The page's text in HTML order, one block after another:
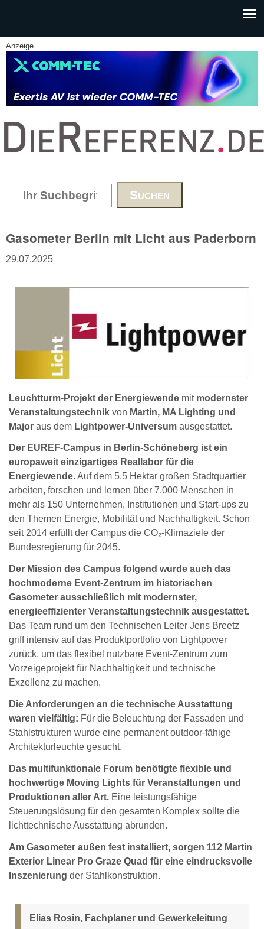
Anzeige
www.DieReferenz.de
Search form
Gasometer Berlin mit Licht aus Paderborn
29.07.2025
Leuchtturm-Projekt der Energiewende mit modernster
Veranstaltungstechnik von Martin, MA Lighting und
Major aus dem Lightpower-Universum ausgestattet.
Der EUREF-Campus in Berlin-Schöneberg ist ein
europaweit einzigartiges Reallabor für die
Energiewende.Auf dem 5,5 Hektar großen Stadtquartier
arbeiten, forschen und lernen über 7.000 Menschen in
mehr als 150 Unternehmen, Institutionen und Start-ups zu
den Themen Energie, Mobilität und Nachhaltigkeit. Schon
seit 2014 erfüllt der Campus die CO₂-Klimaziele der
Bundesregierung für 2045.
Der Mission des Campus folgend wurde auch das
hochmoderne Event-Zentrum im historischen
Gasometer ausschließlich mit modernster,
energieeffizienter Veranstaltungstechnik ausgestattet.
Das Team rund um den Technischen Leiter Jens Breetz
griff intensiv auf das Produktportfolio von Lightpower
zurück, um das flexibel nutzbare Event-Zentrum zum
Vorzeigeprojekt für Nachhaltigkeit und technische
Exzellenz zu machen.
Die Anforderungen an die technische Ausstattung
waren vielfältig: Für die Beleuchtung der Fassaden und
Stahlstrukturen wurde eine permanent outdoor-fähige
Architekturleuchte gesucht.
Das multifunktionale Forum benötigte flexible und
hochwertige Moving Lights für Veranstaltungen und
Produktionen aller Art. Eine leistungsfähige
Steuerungslösung für den gesamten Komplex sollte die
lichttechnische Ausstattung abrunden.
Am Gasometer außen fest installiert, sorgen 112 Martin
Exterior Linear Pro Graze Quad für eine eindrucksvolle
Inszenierung der Stahlkonstruktion.
Elias Rosin, Fachplaner und Gewerkeleitung